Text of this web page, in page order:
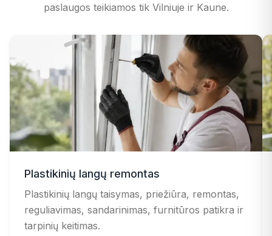
paslaugos teikiamos tik Vilniuje ir Kaune.
Plastikinių langų remontas
Plastikinių langų taisymas, priežiūra, remontas,
reguliavimas, sandarinimas, furnitūros patikra ir
tarpinių keitimas.